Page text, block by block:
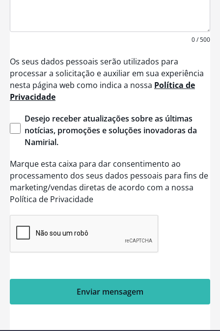
0 / 500
Os seus dados pessoais serão utilizados para
processar a solicitação e auxiliar em sua experiência
nesta página web como indica a nossa Política de
Privacidade
Desejo receberatualizações sobreas últimas
notícias, promoções esoluções inovadoras da
Namirial.
Marque esta caixa para dar consentimento ao
processamento dos seus dados pessoais para fins de
marketing/vendas diretas de acordo com a nossa
Política de Privacidade
Enviar mensagem